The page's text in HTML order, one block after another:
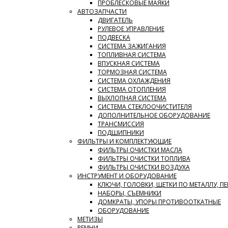
ПРОБЛЕСКОВЫЕ МАЯКИ
АВТОЗАПЧАСТИ
ДВИГАТЕЛЬ
РУЛЕВОЕ УПРАВЛЕНИЕ
ПОДВЕСКА
СИСТЕМА ЗАЖИГАНИЯ
ТОПЛИВНАЯ СИСТЕМА
ВПУСКНАЯ СИСТЕМА
ТОРМОЗНАЯ СИСТЕМА
СИСТЕМА ОХЛАЖДЕНИЯ
СИСТЕМА ОТОПЛЕНИЯ
ВЫХЛОПНАЯ СИСТЕМА
СИСТЕМА СТЕКЛООЧИСТИТЕЛЯ
ДОПОЛНИТЕЛЬНОЕ ОБОРУДОВАНИЕ
ТРАНСМИССИЯ
ПОДШИПНИКИ
ФИЛЬТРЫ И КОМПЛЕКТУЮЩИЕ
ФИЛЬТРЫ ОЧИСТКИ МАСЛА
ФИЛЬТРЫ ОЧИСТКИ ТОПЛИВА
ФИЛЬТРЫ ОЧИСТКИ ВОЗДУХА
ИНСТРУМЕНТ И ОБОРУДОВАНИЕ
КЛЮЧИ, ГОЛОВКИ, ЩЕТКИ ПО МЕТАЛЛУ,
НАБОРЫ, СЪЕМНИКИ
ДОМКРАТЫ, УПОРЫ ПРОТИВООТКАТНЫЕ
ОБОРУДОВАНИЕ
МЕТИЗЫ